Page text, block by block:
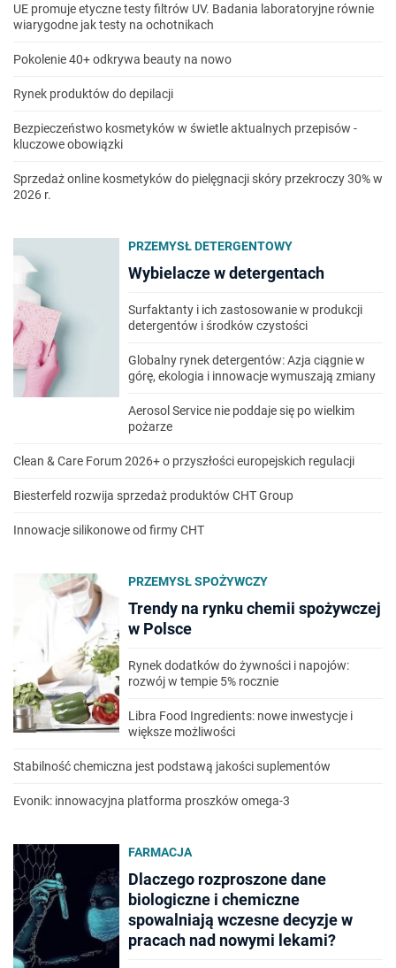
UE promuje etyczne testy filtrów UV. Badania laboratoryjne równie
wiarygodne jak testy na ochotnikach
Pokolenie 40+ odkrywa beauty na nowo
Rynek produktów do depilacji
Bezpieczeństwo kosmetyków w świetle aktualnych przepisów -
kluczowe obowiązki
Sprzedaż online kosmetyków do pielęgnacji skóry przekroczy 30% w
2026 r.
PRZEMYSŁ DETERGENTOWY
Wybielacze w detergentach
Surfaktanty i ich zastosowanie w produkcji
detergentów i środków czystości
Globalny rynek detergentów: Azja ciągnie w
górę, ekologia i innowacje wymuszają zmiany
Aerosol Service nie poddaje się po wielkim
pożarze
Clean & Care Forum 2026+ o przyszłości europejskich regulacji
Biesterfeld rozwija sprzedaż produktów CHT Group
Innowacje silikonowe od firmy CHT
PRZEMYSŁ SPOŻYWCZY
Trendy na rynku chemii spożywczej
w Polsce
Rynek dodatków do żywności i napojów:
rozwój w tempie 5% rocznie
Libra Food Ingredients: nowe inwestycje i
większe możliwości
Stabilność chemiczna jest podstawą jakości suplementów
Evonik: innowacyjna platforma proszków omega-3
FARMACJA
Dlaczego rozproszone dane
biologiczne i chemiczne
spowalniają wczesne decyzje w
pracach nad nowymi lekami?